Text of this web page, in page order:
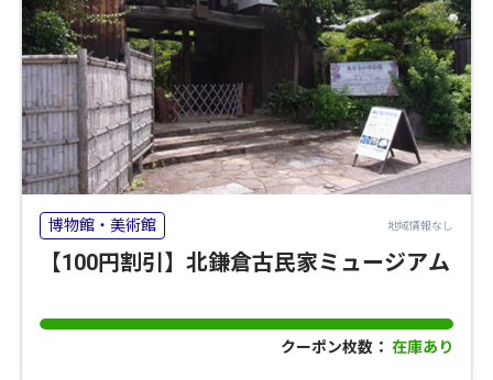
博物館・美術館 地域情報なし
【100円割引】北鎌倉古民家ミュージアム
クーポン枚数： 在庫あり